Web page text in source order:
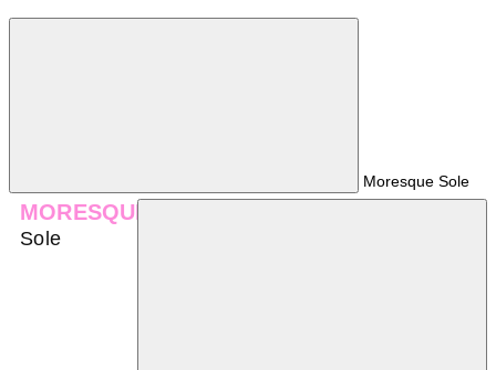
Moresque Sole
MORESQUE
Sole